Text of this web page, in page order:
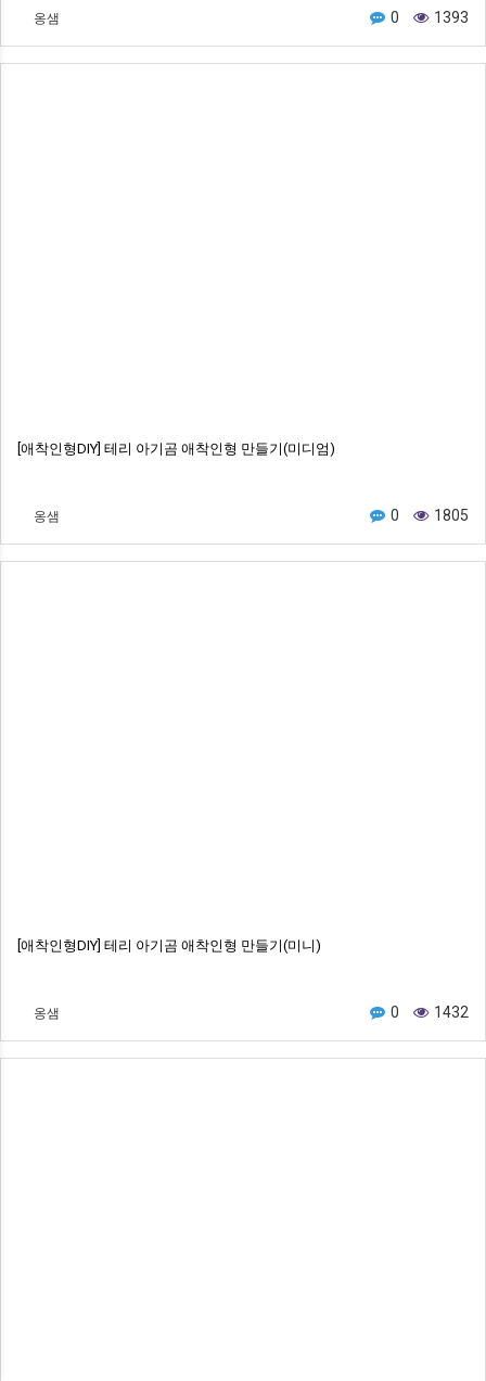
옹샘 0 1393
[애착인형DIY] 테리 아기곰 애착인형 만들기(미디엄)
옹샘 0 1805
[애착인형DIY] 테리 아기곰 애착인형 만들기(미니)
옹샘 0 1432